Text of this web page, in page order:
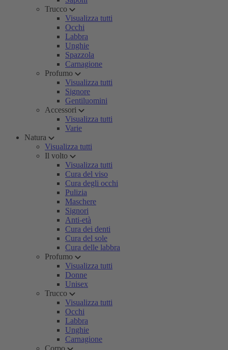
Trucco
Visualizza tutti
Occhi
Labbra
Unghie
Spazzola
Carnagione
Profumo
Visualizza tutti
Signore
Gentiluomini
Accessori
Visualizza tutti
Varie
Natura
Visualizza tutti
Il volto
Visualizza tutti
Cura del viso
Cura degli occhi
Pulizia
Maschere
Signori
Anti-età
Cura dei denti
Cura del sole
Cura delle labbra
Profumo
Visualizza tutti
Donne
Unisex
Trucco
Visualizza tutti
Occhi
Labbra
Unghie
Carnagione
Corpo